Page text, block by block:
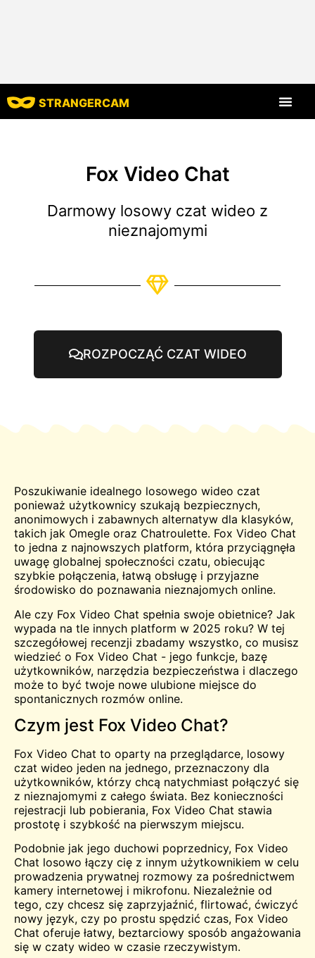
STRANGERCAM
Fox Video Chat
Darmowy losowy czat wideo z
nieznajomymi
ROZPOCZĄĆ CZAT WIDEO
Poszukiwanie idealnego losowego wideo czat
ponieważ użytkownicy szukają bezpiecznych,
anonimowych i zabawnych alternatyw dla klasyków,
takich jak Omegle oraz Chatroulette. Fox Video Chat
to jedna z najnowszych platform, która przyciągnęła
uwagę globalnej społeczności czatu, obiecując
szybkie połączenia, łatwą obsługę i przyjazne
środowisko do poznawania nieznajomych online.
Ale czy Fox Video Chat spełnia swoje obietnice? Jak
wypada na tle innych platform w 2025 roku? W tej
szczegółowej recenzji zbadamy wszystko, co musisz
wiedzieć o Fox Video Chat - jego funkcje, bazę
użytkowników, narzędzia bezpieczeństwa i dlaczego
może to być twoje nowe ulubione miejsce do
spontanicznych rozmów online.
Czym jest Fox Video Chat?
Fox Video Chat to oparty na przeglądarce, losowy
czat wideo jeden na jednego, przeznaczony dla
użytkowników, którzy chcą natychmiast połączyć się
z nieznajomymi z całego świata. Bez konieczności
rejestracji lub pobierania, Fox Video Chat stawia
prostotę i szybkość na pierwszym miejscu.
Podobnie jak jego duchowi poprzednicy, Fox Video
Chat losowo łączy cię z innym użytkownikiem w celu
prowadzenia prywatnej rozmowy za pośrednictwem
kamery internetowej i mikrofonu. Niezależnie od
tego, czy chcesz się zaprzyjaźnić, flirtować, ćwiczyć
nowy język, czy po prostu spędzić czas, Fox Video
Chat oferuje łatwy, beztarciowy sposób angażowania
się w czaty wideo w czasie rzeczywistym.